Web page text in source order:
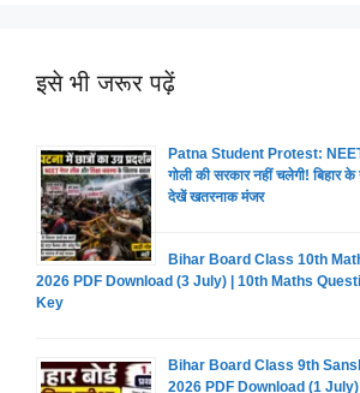
इसे भी जरूर पढ़ें
Patna Student Protest:
गोली की सरकार नहीं चलेगी! बिहार
देखें खतरनाक मंजर
Bihar Board Class 10th
2026 PDF Download (3 July) | 10th Maths
Key
Bihar Board Class 9th
2026 PDF Download (1